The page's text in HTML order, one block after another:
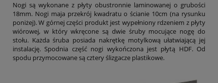
Nogi są wykonane z płyty obustronnie laminowanej o grubości
18mm. Nogi maja przekrój kwadratu o ścianie 10cm (na rysunku
poniżej). W górnej części produkt jest wypełniony rdzeniem z płyty
wiórowej, w który wkręcone są dwie śruby mocujące nogę do
stołu. Każda śruba posiada nakrętkę motylkową ułatwiającą jej
instalację. Spodnia część nogi wykończona jest płytą HDF. Od
spodu przymocowane są cztery ślizgacze plastikowe.